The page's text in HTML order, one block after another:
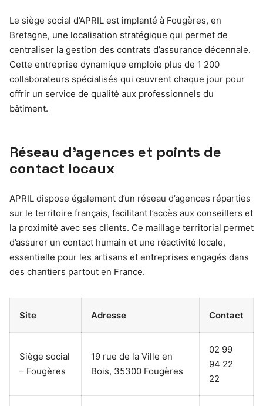
Le siège social d’APRIL est implanté à Fougères, en
Bretagne, une localisation stratégique qui permet de
centraliser la gestion des contrats d’assurance décennale.
Cette entreprise dynamique emploie plus de 1 200
collaborateurs spécialisés qui œuvrent chaque jour pour
offrir un service de qualité aux professionnels du
bâtiment.
Réseau d’agences et points de
contact locaux
APRIL dispose également d’un réseau d’agences réparties
sur le territoire français, facilitant l’accès aux conseillers et
la proximité avec ses clients. Ce maillage territorial permet
d’assurer un contact humain et une réactivité locale,
essentielle pour les artisans et entreprises engagés dans
des chantiers partout en France.
Site Adresse Contact
Siège social
– Fougères
19 rue de la Ville en
Bois, 35300 Fougères
02 99
94 22
22